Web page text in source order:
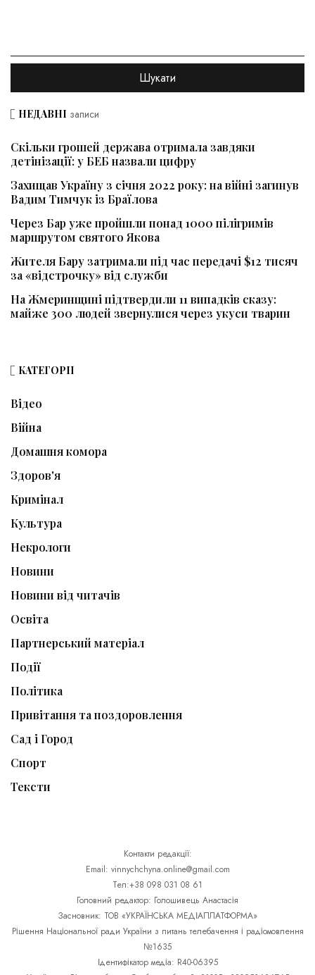
НЕДАВНІ записи
Скільки грошей держава отримала завдяки
детінізації: у БЕБ назвали цифру
Захищав Україну з січня 2022 року: на війні загинув
Вадим Тимчук із Браїлова
Через Бар уже пройшли понад 1000 пілігримів
маршрутом святого Якова
Жителя Бару затримали під час передачі $12 тисяч
за «відстрочку» від служби
На Жмеринщині підтвердили 11 випадків сказу:
майже 300 людей звернулися через укуси тварин
КАТЕГОРІЇ
Відео
Війна
Домашня комора
Здоров'я
Кримінал
Культура
Некрологи
Новини
Новини від читачів
Освіта
Партнерський матеріал
Події
Політика
Привітання та поздоровлення
Сад і Город
Спорт
Тексти
Контакти редакції:
Email: vinnychchyna.online@gmail.com
Тел:+38 098 031 08 61
Головний редактор: Голошивець Анастасія
Засновник: ТОВ «УКРАЇНСЬКА МЕДІАПЛАТФОРМА»
Рішення Національної ради України з питань телебачення і радіомовлення
№1635
Ідентифікатор медіа: R40-06395